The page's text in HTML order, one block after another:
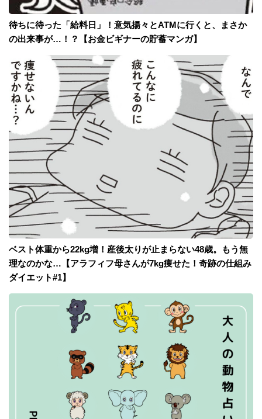
待ちに待った「給料日」！意気揚々とATMに行くと、まさか
の出来事が…！？【お金ビギナーの貯蓄マンガ】
ベスト体重から22kg増！産後太りが止まらない48歳。もう無
理なのかな…【アラフィフ母さんが7kg痩せた！奇跡の仕組み
ダイエット#1】